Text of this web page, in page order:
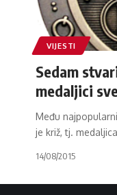
VIJESTI
Sedam
medaljici
Među
je križ, tj.
14/08/2015